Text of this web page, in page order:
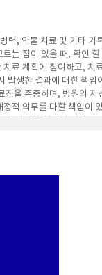
력, 약물 치료 및 기타 기
는 점이 있을 때, 확인 할
료 계획에 참여하고, 치
발생한 결과에 대한 책임
을 존중하며, 병원의 자
적 의무를 다할 책임이